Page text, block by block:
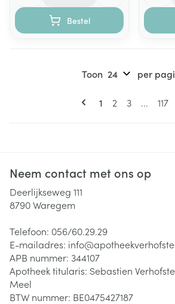
Bestel
Pagina's
U lees
1 Pagina
2 Pagina
3 ... 117
Toon per
Neem contact met ons op
Deerlijkseweg 111
8790Waregem
Telefoon: 056/60.29.29
E-mailadres: info@
APB nummer: 344107
Apotheek titularis: Sebastien
Meel
BTW nummer: BE0475427187